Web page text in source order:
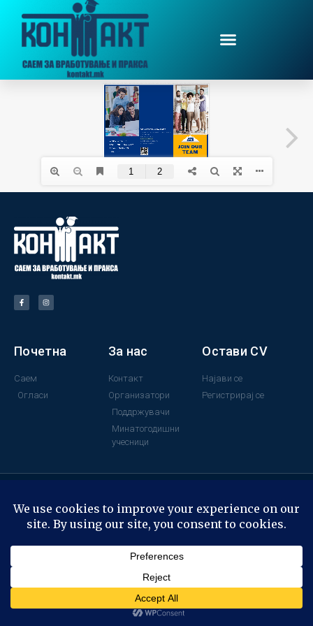
Почетна
Саем
Огласи
За нас
Контакт
Организатори
Поддржувачи
Минатогодишни
учесници
Остави CV
Најави се
Регистрирај се
© All rights reserved